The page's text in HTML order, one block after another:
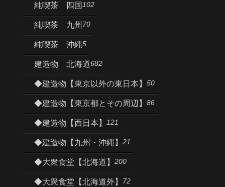
純喫茶 四国102
純喫茶 九州 70
純喫茶 沖縄5
建造物 北海道682
◆建造物【東京以外の東日本】 50
◆建造物【東京都とその周辺】 86
◆建造物【西日本】 121
◆建造物【九州・沖縄】 21
◆大衆食堂【北海道】 200
◆大衆食堂【北海道外】 72